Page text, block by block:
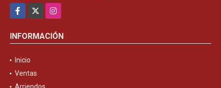
Facebook
Instagram
INFORMACIÓN
Inicio
Ventas